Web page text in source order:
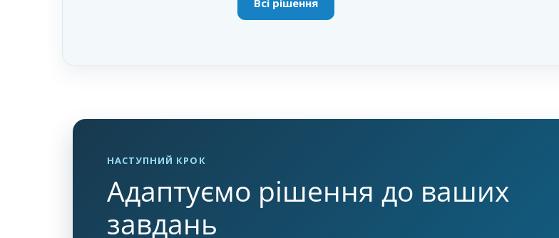
Всі рішення
НАСТУПНИЙ КРОК
Адаптуємо рішення до ваших
завдань